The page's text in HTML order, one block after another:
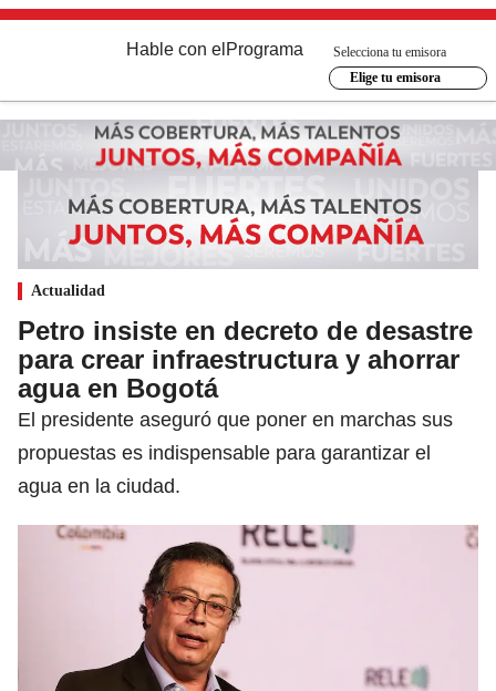
Hable con el Programa
Selecciona tu emisora
Elige tu emisora
Actualidad
Petro insiste en decreto de desastre
para crear infraestructura y ahorrar
agua en Bogotá
El presidente aseguró que poner en marchas sus
propuestas es indispensable para garantizar el
agua en la ciudad.